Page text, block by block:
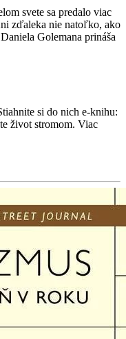
svete sa predalo viac
zďaleka nie natoľko, ako
Golemana prináša
si do nich e-knihu:
život stromom. Viac